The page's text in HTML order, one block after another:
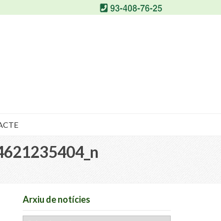
Arxiu de notícies